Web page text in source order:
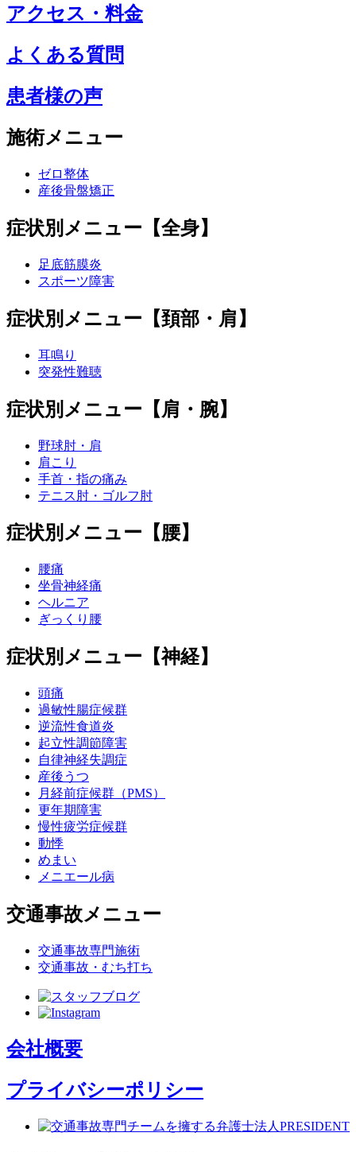
アクセス・料金
よくある質問
患者様の声
施術メニュー
ゼロ整体
産後骨盤矯正
症状別メニュー【全身】
足底筋膜炎
スポーツ障害
症状別メニュー【頚部・肩】
耳鳴り
突発性難聴
症状別メニュー【肩・腕】
野球肘・肩
肩こり
手首・指の痛み
テニス肘・ゴルフ肘
症状別メニュー【腰】
腰痛
坐骨神経痛
ヘルニア
ぎっくり腰
症状別メニュー【神経】
頭痛
過敏性腸症候群
逆流性食道炎
起立性調節障害
自律神経失調症
産後うつ
月経前症候群（PMS）
更年期障害
慢性疲労症候群
動悸
めまい
メニエール病
交通事故メニュー
交通事故専門施術
交通事故・むち打ち
会社概要
プライバシーポリシー